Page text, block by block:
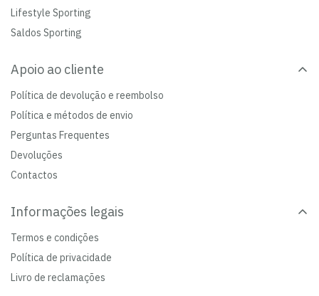
Lifestyle Sporting
Saldos Sporting
Apoio ao cliente
Política de devolução e reembolso
Política e métodos de envio
Perguntas Frequentes
Devoluções
Contactos
Informações legais
Termos e condições
Política de privacidade
Livro de reclamações